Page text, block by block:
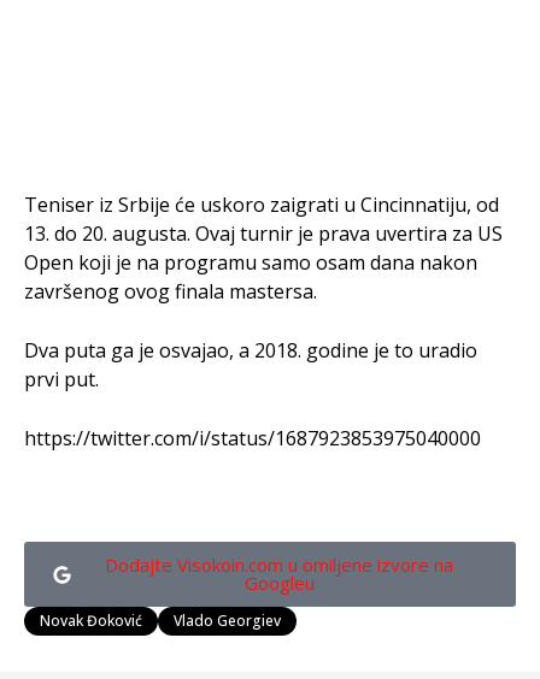
Teniser iz Srbije će uskoro zaigrati u Cincinnatiju, od
13. do 20. augusta. Ovaj turnir je prava uvertira za US
Open koji je na programu samo osam dana nakon
završenog ovog finala mastersa.
Dva puta ga je osvajao, a 2018. godine je to uradio
prvi put.
https://twitter.com/i/status/1687923853975040000
Dodajte Visokoin.com u omiljene izvore na
Googleu
Novak Đoković Vlado Georgiev